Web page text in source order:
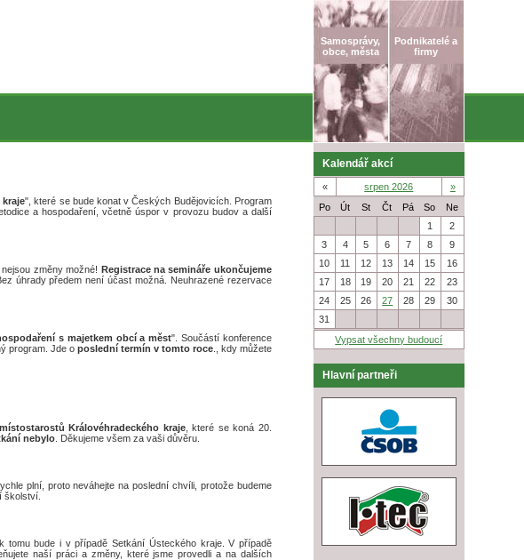
Samosprávy,
obce, města
Podnikatelé a
firmy
Kalendář akcí
« srpen 2026
»
Po
Út St Čt Pá So
Ne
1
2
3
4 5 6 7 8
9
10
11 12 13 14 15
16
17
18 19 20 21 22
23
24
25 26 27 28 29
30
31
Vypsat všechny budoucí
Hlavní partneři
kraje", které se bude konat v Českých Budějovicích. Program
a hospodaření, včetně úspor v provozu budov a další
změny možné! Registrace na semináře ukončujeme
úhrady předem není účast možná. Neuhrazené rezervace
s majetkem obcí a měst". Součástí konference
program. Jde o poslední termín v tomto roce., kdy můžete
Královéhradeckého kraje, které se koná 20.
nebylo . Děkujeme všem za vaši důvěru.
plní, proto neváhejte na poslední chvíli, protože budeme
školství.
tomu bude i v případě Setkání Ústeckého kraje. V případě
naší práci a změny, které jsme provedli a na dalších